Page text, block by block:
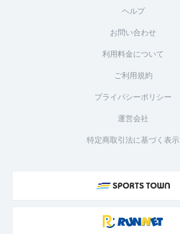
ヘルプ
お問い合わせ
利用料金について
ご利用規約
プライバシーポリシー
運営会社
特定商取引法に基づく表示